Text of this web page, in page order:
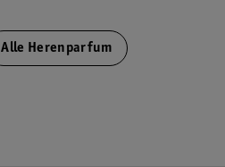
Alle Herenparfum